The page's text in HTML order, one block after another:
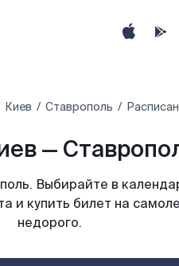
Киев Ставрополь
—
Выбирайте в
и купить билет на
недорого.